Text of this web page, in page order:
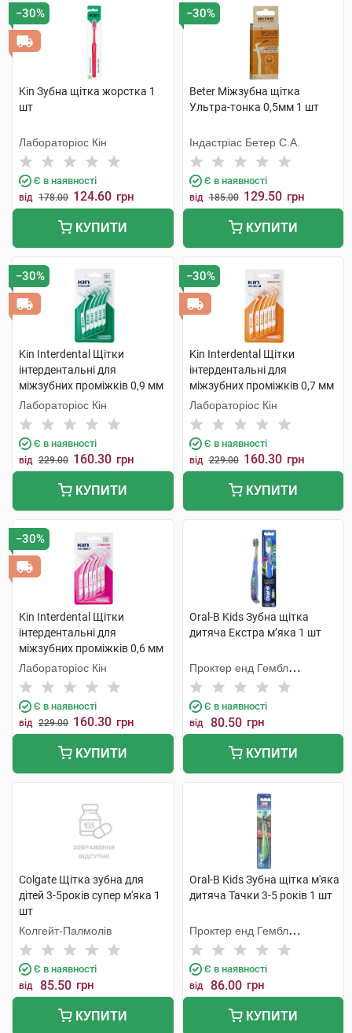
−30%
Kin Зубна щітка жорстка 1
шт
Лабораторіос Кін
Є в наявності
від 178.00 124.60 грн
КУПИТИ
−30%
Beter Міжзубна щітка
Ультра-тонка 0,5мм 1 шт
Індастріас Бетер С.А.
Є в наявності
від 185.00 129.50 грн
КУПИТИ
−30%
Kin Interdental Щітки
інтердентальні для
міжзубних проміжків 0,9 мм
6 шт
Лабораторіос Кін
Є в наявності
від 229.00 160.30 грн
КУПИТИ
−30%
Kin Interdental Щітки
інтердентальні для
міжзубних проміжків 0,7 мм
6 шт
Лабораторіос Кін
Є в наявності
від 229.00 160.30 грн
КУПИТИ
−30%
Kin Interdental Щітки
інтердентальні для
міжзубних проміжків 0,6 мм
6 шт
Лабораторіос Кін
Є в наявності
від 229.00 160.30 грн
КУПИТИ
Oral-B Kids Зубна щітка
дитяча Екстра м’яка 1 шт
Проктер енд Гембл
Меньюфекчурінг
Є в наявності
від 80.50 грн
КУПИТИ
Colgate Щітка зубна для
дітей 3-5років супер м'яка 1
шт
Колгейт-Палмолів
Є в наявності
від 85.50 грн
КУПИТИ
Oral-B Kids Зубна щітка м'яка
дитяча Тачки 3-5 років 1 шт
Проктер енд Гембл
Меньюфекчурінг
Є в наявності
від 86.00 грн
КУПИТИ